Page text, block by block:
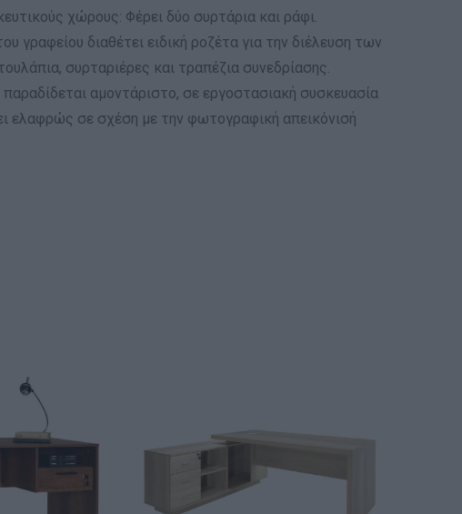
χώρους: Φέρει δύο συρτάρια και ράφι.
γραφείου διαθέτει ειδική ροζέτα για την διέλευση των
συρταριέρες και τραπέζια συνεδρίασης.
αμοντάριστο, σε εργοστασιακή συσκευασία
ελαφρώς σε σχέση με την φωτογραφική απεικόνισή